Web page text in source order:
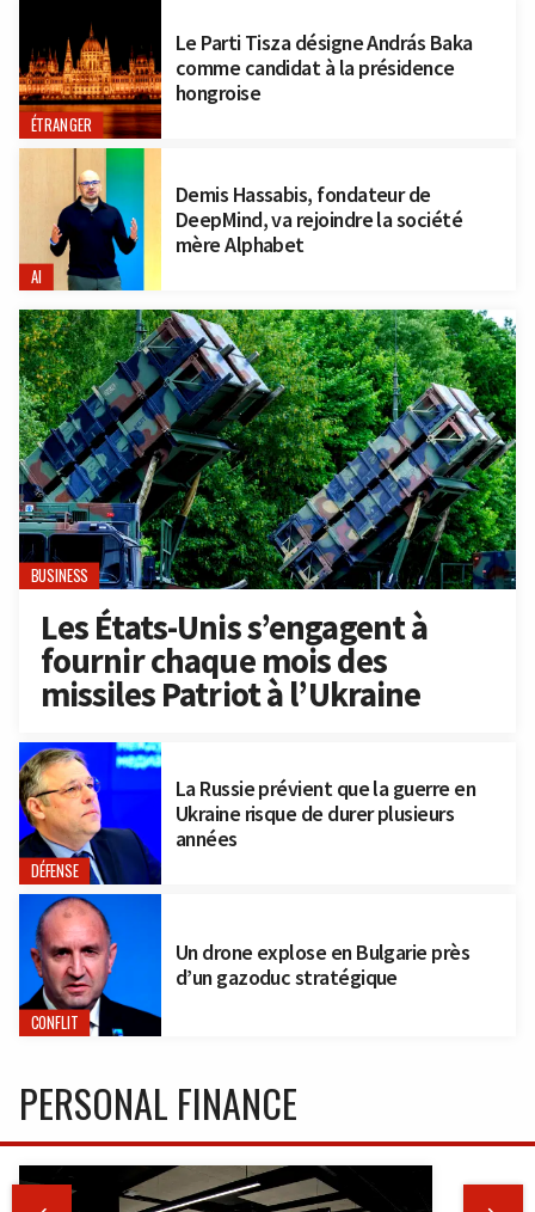
ÉTRANGER
Le Parti Tisza désigne András Baka
comme candidat à la présidence
hongroise
AI
Demis Hassabis, fondateur de
DeepMind, va rejoindre la société
mère Alphabet
BUSINESS
Les États-Unis s’engagent à
fournir chaque mois des
missiles Patriot à l’Ukraine
DÉFENSE
La Russie prévient que la guerre en
Ukraine risque de durer plusieurs
années
CONFLIT
Un drone explose en Bulgarie près
d’un gazoduc stratégique
PERSONAL FINANCE